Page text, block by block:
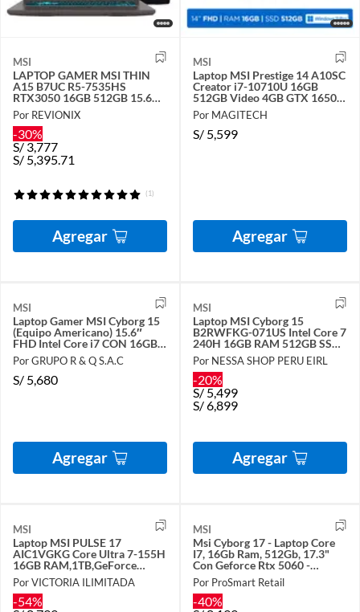
MSI
LAPTOP GAMER MSI THIN
A15 B7UC R5-7535HS
RTX3050 16GB 512GB 15.6
FHD 144HZ IPS
Por REVIONIX
-30%
S/3,777
S/ 5,395.71
(1)
Agregar
MSI
Laptop MSI Prestige 14 A10SC
Creator i7-10710U 16GB
512GB Video 4GB GTX 1650
14 FHD Win11ProWhite
Por MAGITECH
S/ 5,599
Agregar
MSI
Laptop Gamer MSI Cyborg 15
(Equipo Americano) 15.6″
FHD Intel Core i7 CON 16GB y
512GB SSD 5060 8GB
Por GRUPO R & Q S.A.C
S/ 5,680
Agregar
MSI
Laptop MSI Cyborg 15
B2RWFKG-071US Intel Core 7
240H 16GB RAM 512GB SSD
RTX 5060-8GB 15.6" FHD
144Hz
Por NESSA SHOP PERU EIRL
-20%
S/5,499
S/6,899
Agregar
MSI
Laptop MSI PULSE 17
AIC1VGKG Core Ultra 7-155H
16GB RAM,1TB,GeForce
RTX4070 8GB,17.3″ W11H +
mochila
Por VICTORIA ILIMITADA
-54%
MSI
Msi Cyborg 17 - Laptop Core
I7, 16Gb Ram, 512Gb, 17.3"
Con Geforce Rtx 5060 -
Windows 11
Por ProSmart Retail
-40%